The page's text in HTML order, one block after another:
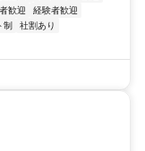
歓迎
経験者歓迎
制
社割あり